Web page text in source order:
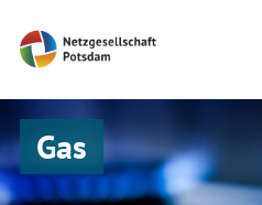
Startseite
Gas